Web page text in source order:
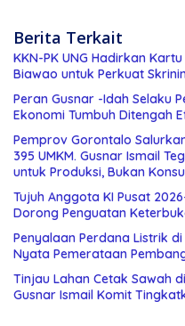
Berita Terkait
KKN-PK UNG Hadirkan
Biawao untuk Perkuat
Peran Gusnar -Idah Selaku
Ekonomi Tumbuh Ditengah
Pemprov Gorontalo
395 UMKM. Gusnar Ismail
untuk Produksi, Bukan
Tujuh Anggota KI Pusat
Dorong Penguatan
Penyalaan Perdana Listrik
Nyata Pemerataan
Tinjau Lahan Cetak Sawah
Gusnar Ismail Komit